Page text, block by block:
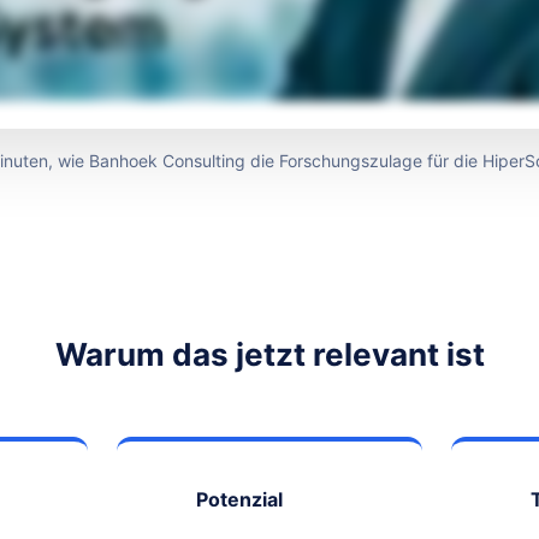
wie Banhoek Consulting die Forschungszulage für die
Warum das jetzt relevant ist
Potenzial